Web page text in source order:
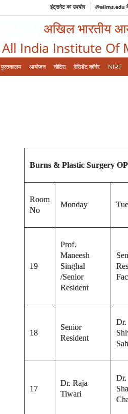
इंट्रानेट का उपयोग @aiims.edu
अखिल भारतीय
All India Institute Of
पुस्तकालय आयोजन नोटिस रेसिडेंट कॉर्नर NIRF
Burns & Plastic Surgery
Room
No
Monday
19
Prof.
Maneesh
Singhal
/Senior
Resident
18
Senior
Resident
Dr.
17
Dr. Raja
Tiwari
Dr.